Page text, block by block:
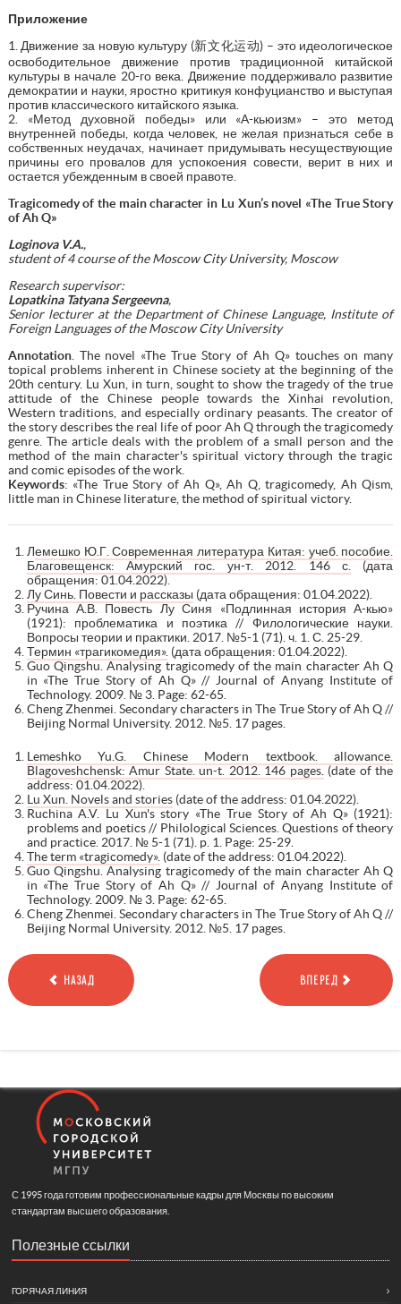
Приложение
1. Движение за новую культуру (新文化运动) – это идеологическое
освободительное движение против традиционной китайской
культуры в начале 20-го века. Движение поддерживало развитие
демократии и науки, яростно критикуя конфуцианство и выступая
против классического китайского языка.
2. «Метод духовной победы» или «А-кьюизм» – это метод
внутренней победы, когда человек, не желая признаться себе в
собственных неудачах, начинает придумывать несуществующие
причины его провалов для успокоения совести, верит в них и
остается убежденным в своей правоте.
Tragicomedy of the main character in Lu Xun’s novel «The True Story
of Ah Q»
Loginova V.A.,
student of 4 course of the Moscow City University, Moscow
Research supervisor:
Lopatkina Tatyana Sergeevna,
Senior lecturer at the Department of Chinese Language, Institute of
Foreign Languages of the Moscow City University
Annotation. The novel «The True Story of Ah Q» touches on many
topical problems inherent in Chinese society at the beginning of the
20th century. Lu Xun, in turn, sought to show the tragedy of the true
attitude of the Chinese people towards the Xinhai revolution,
Western traditions, and especially ordinary peasants. The creator of
the story describes the real life of poor Ah Q through the tragicomedy
genre. The article deals with the problem of a small person and the
method of the main character's spiritual victory through the tragic
and comic episodes of the work.
Keywords: «The True Story of Ah Q», Ah Q, tragicomedy, Ah Qism,
little man in Chinese literature, the method of spiritual victory.
Лемешко Ю.Г. Современная литература Китая: учеб. пособие.
Благовещенск: Амурский гос. ун-т. 2012. 146 с.
(дата
обращения: 01.04.2022).
Лу Синь. Повести и рассказы (дата обращения: 01.04.2022).
Ручина А.В. Повесть Лу Синя «Подлинная история А-кью»
(1921): проблематика и поэтика // Филологические науки.
Вопросы теории и практики. 2017. №5-1 (71). ч. 1. С. 25-29.
Термин «трагикомедия». (дата обращения: 01.04.2022).
Guo Qingshu. Analysing tragicomedy of the main character Ah Q
in «The True Story of Ah Q» // Journal of Anyang Institute of
Technology. 2009. № 3. Page: 62-65.
Cheng Zhenmei. Secondary characters in The True Story of Ah Q //
Beijing Normal University. 2012. №5. 17 pages.
Lemeshko Yu.G. Chinese Modern textbook. allowance.
Blagoveshchensk: Amur State. un-t. 2012. 146 pages. (date of the
address: 01.04.2022).
Lu Xun. Novels and stories(date of the address: 01.04.2022).
Ruchina A.V. Lu Xun's story «The True Story of Ah Q» (1921):
problems and poetics // Philological Sciences. Questions of theory
and practice. 2017. № 5-1 (71). p. 1. Page: 25-29.
The term «tragicomedy». (date of the address: 01.04.2022).
Guo Qingshu. Analysing tragicomedy of the main character Ah Q
in «The True Story of Ah Q» // Journal of Anyang Institute of
Technology. 2009. № 3. Page: 62-65.
Cheng Zhenmei. Secondary characters in The True Story of Ah Q //
Beijing Normal University. 2012. №5. 17 pages.
НАЗАД ВПЕРЕД
С 1995 года готовим профессиональные кадры для Москвы по высоким
стандартам высшего образования.
Полезные ссылки
ГОРЯЧАЯ ЛИНИЯ